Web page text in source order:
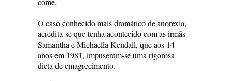
O caso conhecido mais dramático de anorexia,
acredita-se que tenha acontecido com as irmãs
Samantha e Michaella Kendall, que aos 14
anos em 1981, impuseram-se uma rigorosa
dieta de emagrecimento.